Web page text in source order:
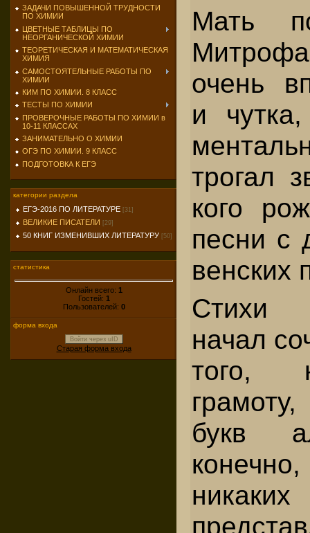
ЗАДАЧИ ПОВЫШЕННОЙ ТРУДНОСТИ
ПО ХИМИИ
ЦВЕТНЫЕ ТАБЛИЦЫ ПО
НЕОРГАНИЧЕСКОЙ ХИМИИ
ТЕОРЕТИЧЕСКАЯ И МАТЕМАТИЧЕСКАЯ
ХИМИЯ
САМОСТОЯТЕЛЬНЫЕ РАБОТЫ ПО
ХИМИИ
КИМ ПО ХИМИИ. 8 КЛАСС
ТЕСТЫ ПО ХИМИИ
ПРОВЕРОЧНЫЕ РАБОТЫ ПО ХИМИИ в
10-11 КЛАССАХ
ЗАНИМАТЕЛЬНО О ХИМИИ
ОГЭ ПО ХИМИИ. 9 КЛАСС
ПОДГОТОВКА К ЕГЭ
категории раздела
ЕГЭ-2016 ПО ЛИТЕРАТУРЕ [31]
ВЕЛИКИЕ ПИСАТЕЛИ [29]
50 КНИГ ИЗМЕНИВШИХ ЛИТЕРАТУРУ [50]
статистика
Онлайн всего: 1
Гостей: 1
Пользователей: 0
форма входа
Войти через uID
Старая форма входа
Мать
очень
и
трогал
кого
песни с
венских
Стихи
начал
того,
букв
никаких